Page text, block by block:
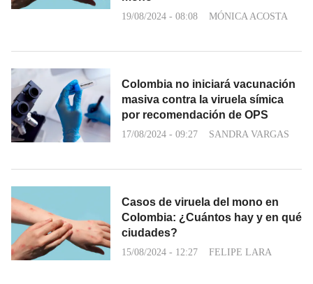
19/08/2024 - 08:08 MÓNICA ACOSTA
Colombia no iniciará vacunación
masiva contra la viruela símica
por recomendación de OPS
17/08/2024 - 09:27 SANDRA VARGAS
Casos de viruela del mono en
Colombia: ¿Cuántos hay y en qué
ciudades?
15/08/2024 - 12:27 FELIPE LARA